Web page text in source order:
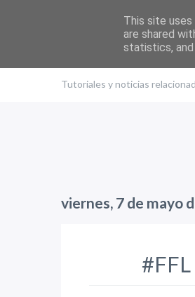
El blog de Edu
Tutoriales y noticias
viernes, 7 de mayo
This site
are shared
statistics,